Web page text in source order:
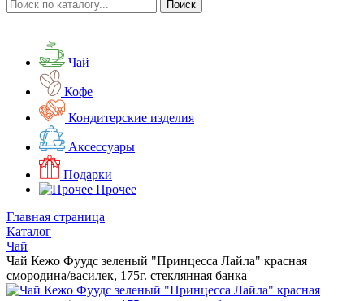
Чай
Кофе
Кондитерские изделия
Аксессуары
Подарки
Прочее
Главная страница
Каталог
Чай
Чай Кежо Фуудс зеленый "Принцесса Лайла" красная
смородина/василек, 175г. стеклянная банка